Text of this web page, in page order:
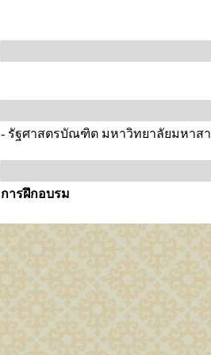
- รัฐศาสตรบัณฑิต มหาวิทยาลัยมหาส
การฝึกอบรม